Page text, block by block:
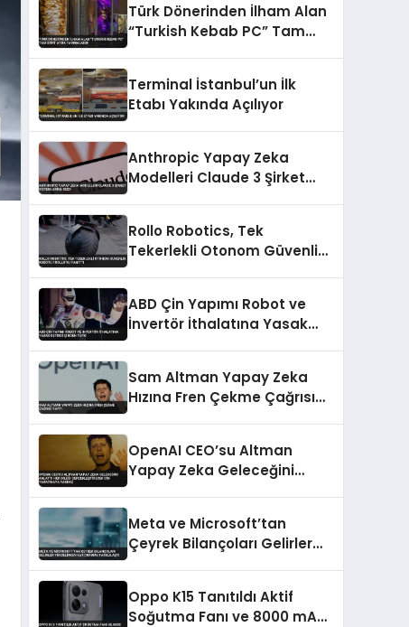
Türk Dönerinden İlham Alan
“Turkish Kebab PC” Tam
Terminal İstanbul’un İlk
Etabı Yakında Açılıyor
Anthropic Yapay Zeka
Modelleri Claude 3 Şirket
Rollo Robotics, Tek
Tekerlekli Otonom Güvenlik
ABD Çin Yapımı Robot ve
İnvertör İthalatına Yasak
Sam Altman Yapay Zeka
Hızına Fren Çekme Çağrısı
OpenAI CEO’su Altman
Yapay Zeka Geleceğini
Yaratmaya Yakınız
Meta ve Microsoft’tan
Çeyrek Bilançoları Gelirler
Oppo K15 Tanıtıldı Aktif
Soğutma Fanı ve 8000 mAh